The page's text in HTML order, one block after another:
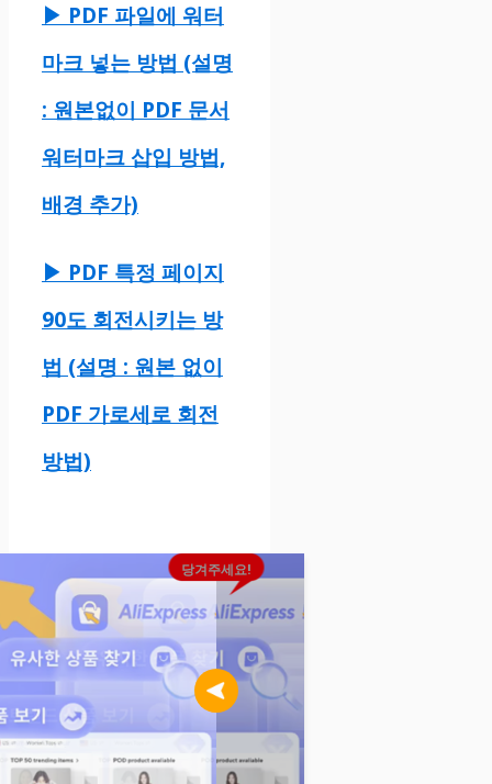
▶ PDF 파일에 워터
마크 넣는 방법 (설명
: 원본없이 PDF 문서
워터마크 삽입 방법,
배경 추가)
▶ PDF 특정 페이지
90도 회전시키는 방
법 (설명 : 원본 없이
PDF 가로세로 회전
방법)
당겨주세요!